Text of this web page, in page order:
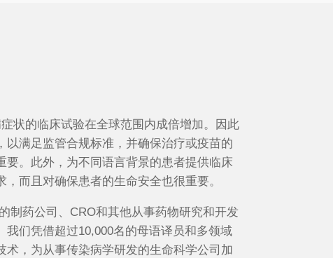
状的临床试验在全球范围内成倍增加。因此
满足监管合规标准，并确保治疗或疫苗的
。此外，为不同语言背景的患者提供临床
而且对确保患者的生命安全也很重要。
制药公司、CRO和其他从事药物研究和开发
们凭借超过10,000名的母语译员和多领域
，为从事传染病学研发的生命科学公司加